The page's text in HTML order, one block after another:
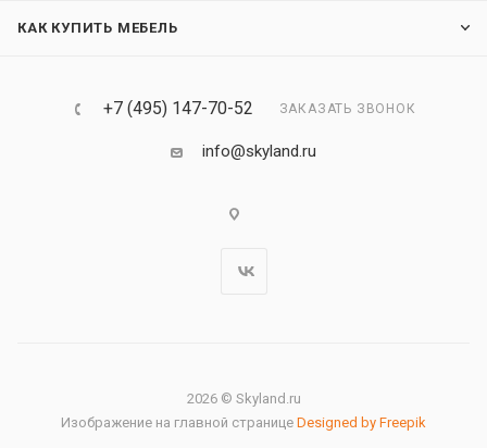
КАК КУПИТЬ МЕБЕЛЬ
+7 (495) 147-70-52 ЗАКАЗАТЬ ЗВОНОК
info@skyland.ru
2026 © Skyland.ru
Изображение на главной странице Designed by Freepik